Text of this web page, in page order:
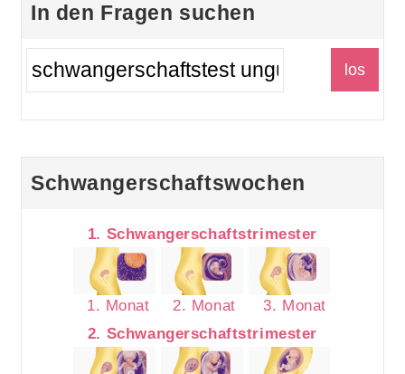
In den Fragen suchen
Schwangerschaftswochen
1. Schwangerschaftstrimester
1. Monat 2. Monat
3. Monat
2. Schwangerschaftstrimester